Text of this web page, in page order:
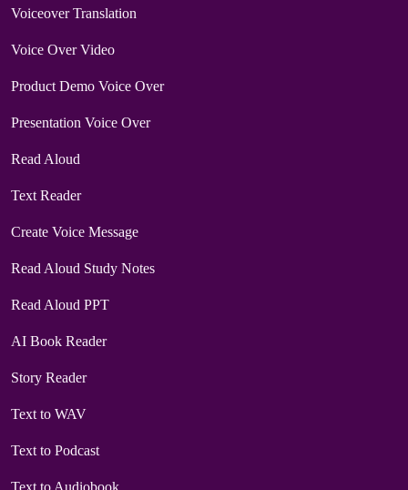
Voiceover Translation
Voice Over Video
Product Demo Voice Over
Presentation Voice Over
Read Aloud
Text Reader
Create Voice Message
Read Aloud Study Notes
Read Aloud PPT
AI Book Reader
Story Reader
Text to WAV
Text to Podcast
Text to Audiobook